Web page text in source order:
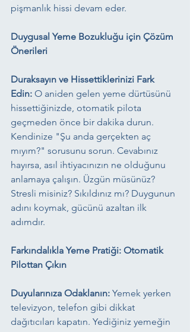
pişmanlık hissi devam eder.
Duygusal Yeme Bozukluğu için Çözüm
Önerileri
Duraksayın ve Hissettiklerinizi Fark
Edin: O aniden gelen yeme dürtüsünü
hissettiğinizde, otomatik pilota
geçmeden önce bir dakika durun.
Kendinize "Şu anda gerçekten aç
mıyım?" sorusunu sorun. Cevabınız
hayırsa, asıl ihtiyacınızın ne olduğunu
anlamaya çalışın. Üzgün müsünüz?
Stresli misiniz? Sıkıldınız mı? Duygunun
adını koymak, gücünü azaltan ilk
adımdır.
Farkındalıkla Yeme Pratiği: Otomatik
Pilottan Çıkın
Duyularınıza Odaklanın: Yemek yerken
televizyon, telefon gibi dikkat
dağıtıcıları kapatın. Yediğiniz yemeğin